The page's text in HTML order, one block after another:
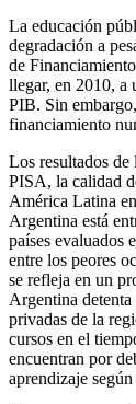
La educación
degradación a
de
llegar, en 2010, a
PIB. Sin
financiamiento
Los resultados de
PISA, la calidad
América Latina
Argentina está
países evaluados
entre los peores
se refleja en un
Argentina
privadas de la
cursos en el
encuentran por
aprendizaje